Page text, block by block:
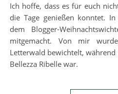
Ich hoffe, dass es für euch
die Tage genießen konntet.
dem Blogger-
mitgemacht. Von mir
Letterwald bewichtelt,
Bellezza Ribelle war.